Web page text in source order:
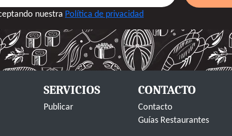
nuestra Política de privacidad
SERVICIOS
Publicar
CONTACTO
Contacto
Guías Restaurantes